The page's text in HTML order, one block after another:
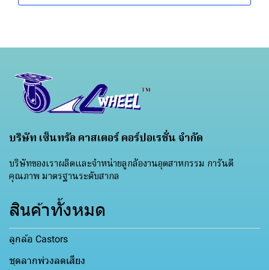
บริษัท เซ็นทรัล คาสเตอร์ คอร์ปอเรชั่น จำกัด
บริษัทของเราผลิตและจำหน่ายลูกล้องานอุตสาหกรรม การันตี
คุณภาพ มาตรฐานระดับสากล
สินค้าทั้งหมด
ลูกล้อ Castors
ชุดลากพ่วงลดเสียง